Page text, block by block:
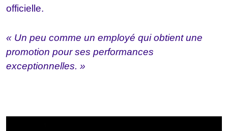
officielle.
« Un peu comme un employé qui obtient une
promotion pour ses performances
exceptionnelles. »